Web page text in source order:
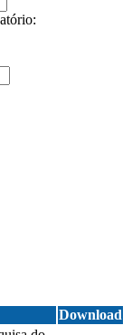
Download